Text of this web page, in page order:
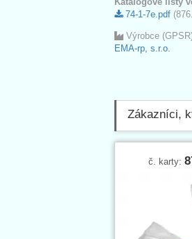
74-1-7e.pdf
Výrobce
EMA-rp, s.r.o.
Zákazníci,
č. karty: